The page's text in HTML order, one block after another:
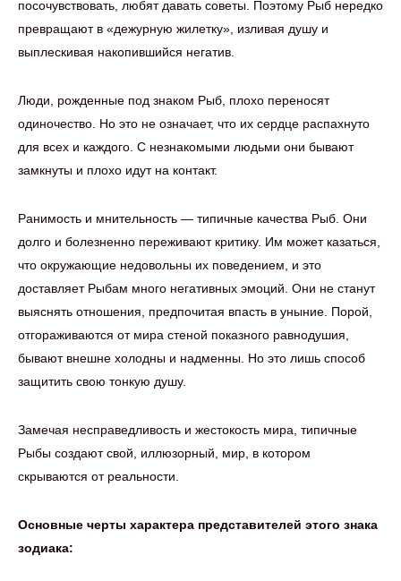
посочувствовать, любят давать советы. Поэтому Рыб нередко
превращают в «дежурную жилетку», изливая душу и
выплескивая накопившийся негатив.
Люди, рожденные под знаком Рыб, плохо переносят
одиночество. Но это не означает, что их сердце распахнуто
для всех и каждого. С незнакомыми людьми они бывают
замкнуты и плохо идут на контакт.
Ранимость и мнительность — типичные качества Рыб. Они
долго и болезненно переживают критику. Им может казаться,
что окружающие недовольны их поведением, и это
доставляет Рыбам много негативных эмоций. Они не станут
выяснять отношения, предпочитая впасть в уныние. Порой,
отгораживаются от мира стеной показного равнодушия,
бывают внешне холодны и надменны. Но это лишь способ
защитить свою тонкую душу.
Замечая несправедливость и жестокость мира, типичные
Рыбы создают свой, иллюзорный, мир, в котором
скрываются от реальности.
Основные черты характера представителей этого знака
зодиака: